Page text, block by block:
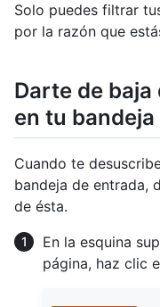
Solo puedes filtrar
por la razón que
Darte de
en tu
Cuando te
bandeja de entrada,
de ésta.
En la esquina
página, haz clic